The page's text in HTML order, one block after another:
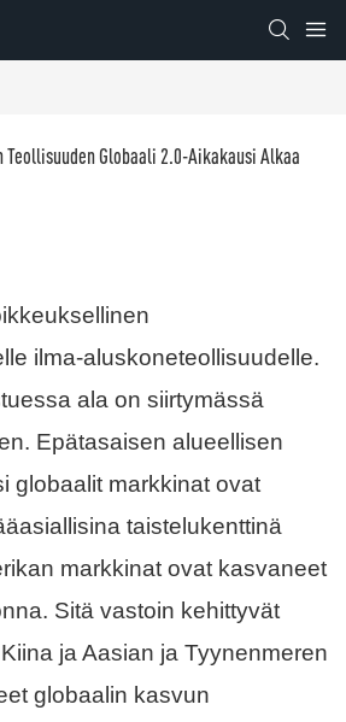
Globaali 2.0-Aikakausi Alkaa
ilma-aluskoneteollisuudelle.
ala on siirtymässä
Epätasaisen alueellisen
globaalit markkinat ovat
taistelukenttinä
markkinat ovat kasvaneet
Sitä vastoin kehittyvät
ja Aasian ja Tyynenmeren
globaalin kasvun